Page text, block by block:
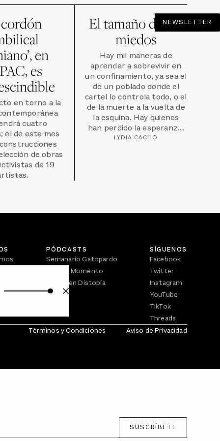
NEWSLETTER
cordón
en
es
en torno a la
cuatro
el de este mes
de obras
de 19
El tamaño de tus
miedos
Hay mil maneras de
aprender a sobrevivir en
un confinamiento, ya sea el
de un poblado donde el
cartel lo controla todo, o el
de la muerte a la vuelta de
la esquina. Hay quienes
han perdido la esperanz...
LYDIA CACHO
PÓDCASTS
Semanario Gatopardo
En Qué Momento
Crecer en Distopía
SÍGUENOS
Facebook
Twitter
Instagram
YouTube
TikTok
Threads
Términos y Condiciones
Aviso de Privacidad